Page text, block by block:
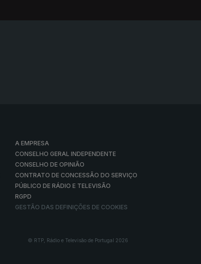
A EMPRESA
CONSELHO GERAL INDEPENDENTE
CONSELHO DE OPINIÃO
CONTRATO DE CONCESSÃO DO SERVIÇO
PÚBLICO DE RÁDIO E TELEVISÃO
RGPD
GESTÃO DAS DEFINIÇÕES DE COOKIES
© RTP, Rádio e Televisão de Portugal 2026